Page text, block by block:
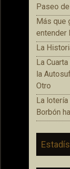
Paseo
Más que
entender
La
La
la
Otro
La lotería
Borbón